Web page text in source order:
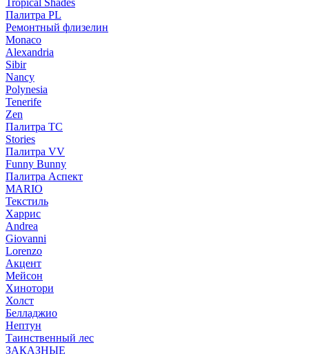
Tropical Shades
Палитра PL
Ремонтный флизелин
Monaco
Alexandria
Sibir
Nancy
Polynesia
Tenerife
Zen
Палитра TC
Stories
Палитра VV
Funny Bunny
Палитра Аспект
MARIO
Текстиль
Харрис
Andrea
Giovanni
Lorenzo
Акцент
Мейсон
Хинотори
Холст
Белладжио
Нептун
Таинственный лес
ЗАКАЗНЫЕ